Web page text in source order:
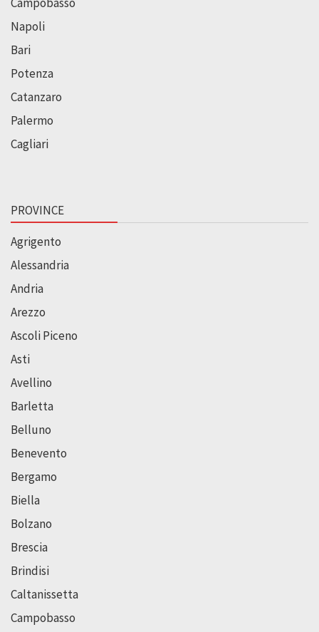
Napoli
Bari
Potenza
Catanzaro
Palermo
Cagliari
PROVINCE
Agrigento
Alessandria
Andria
Arezzo
Ascoli Piceno
Asti
Avellino
Barletta
Belluno
Benevento
Bergamo
Biella
Bolzano
Brescia
Brindisi
Caltanissetta
Campobasso